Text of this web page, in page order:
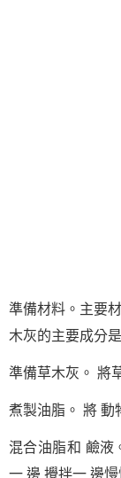
準備材料。主要
木灰的主要成分
準備草木灰。 將
煮製油脂。 將 動
混合油脂和 鹼液
一 邊 攪拌一 邊